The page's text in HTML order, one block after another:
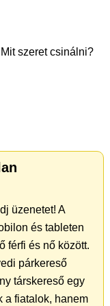
szeret csinálni?
üzenetet! A
és tableten
férfi és nő között.
párkereső
társkereső egy
a fiatalok, hanem